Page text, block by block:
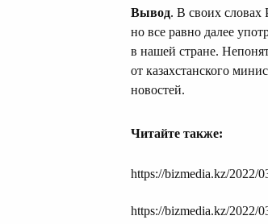
Вывод. В своих словах
но все равно далее
в нашей стране.
от казахстанского
новостей.
Читайте также:
https://bizmedia.kz/2022/
https://bizmedia.kz/2022/